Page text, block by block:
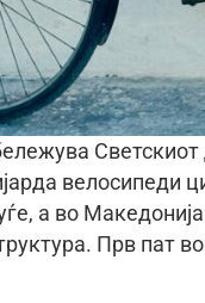
велосипеди
а во
Прв пат